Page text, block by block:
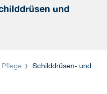
und
Schilddrüsen- und